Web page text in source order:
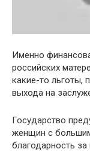
Именно
российских
какие-то льготы,
выхода на
Государство
женщин с
благодарность за